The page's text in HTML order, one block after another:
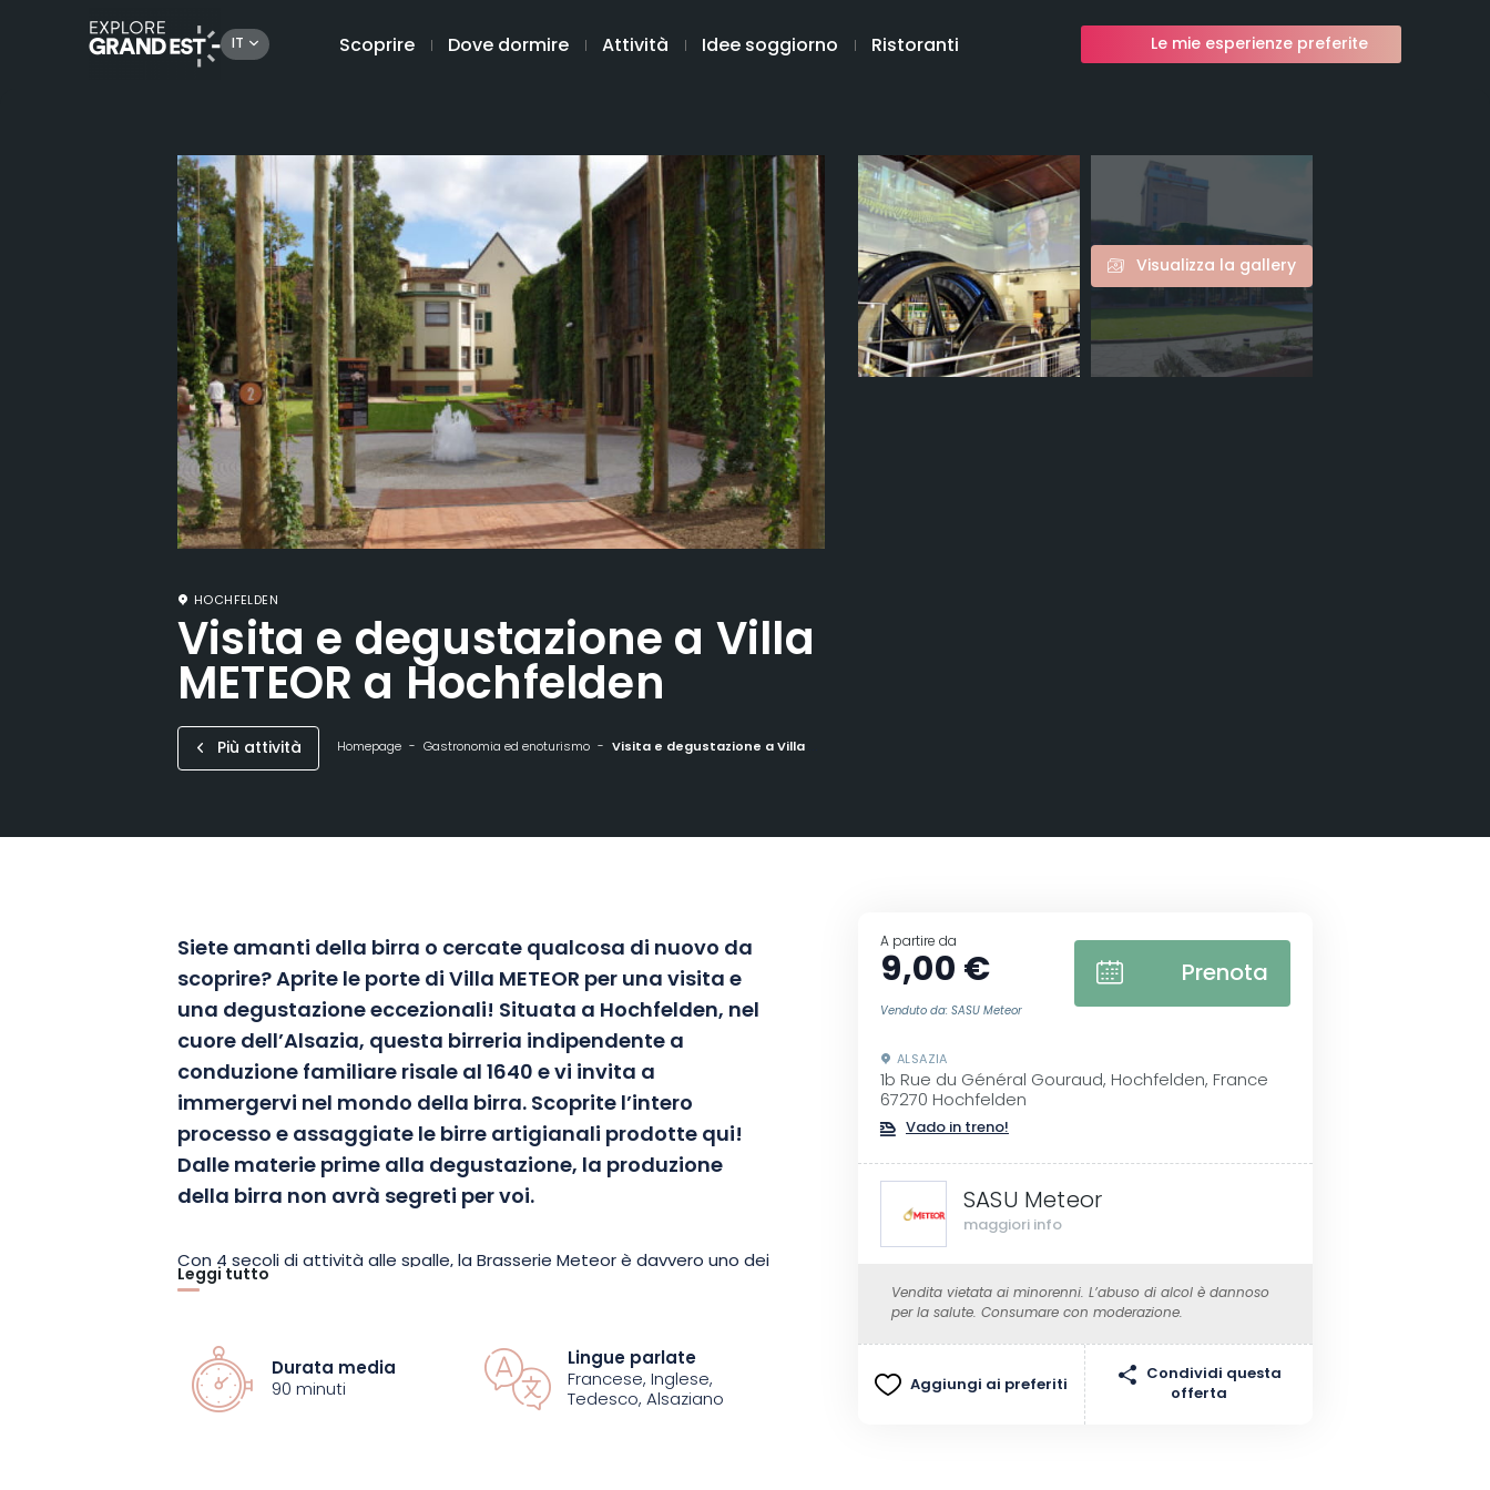
IT Scoprire Dove dormire Attività Idee soggiorno Ristoranti Le mie esperienze preferite
Visualizza la gallery
HOCHFELDEN
Visita e degustazione a Villa
METEOR a Hochfelden
Più attività Homepage Gastronomia ed enoturismo Visita e degustazione a Villa METEOR a Hochfelden
Siete amanti della birra o cercate qualcosa di nuovo da
scoprire? Aprite le porte di Villa METEOR per una visita e
una degustazione eccezionali! Situata a Hochfelden, nel
cuore dell’Alsazia, questa birreria indipendente a
conduzione familiare risale al 1640 e vi invita a
immergervi nel mondo della birra. Scoprite l’intero
processo e assaggiate le birre artigianali prodotte qui!
Dalle materie prime alla degustazione, la produzione
della birra non avrà segreti per voi.
Con 4 secoli di attività alle spalle, la Brasserie Meteor è davvero uno dei
gioielli del patrimonio birrario francese. Da 8 generazioni, la famiglia
innovando continuamente per produrre birre di alta qualità. Questo
lavoro appassionato e meticoloso ha permesso all’azienda di
affermarsi come punto di riferimento per le birre artigianali, fino ai
Leggi tutto
Durata media
90 minuti
Lingue parlate
Francese, Inglese,
Tedesco, Alsaziano
A partire da
9,00 €
Venduto da: SASU Meteor
Prenota
ALSAZIA
1b Rue du Général Gouraud, Hochfelden, France
67270 Hochfelden
Vado in treno!
SASU Meteor
maggiori info
Vendita vietata ai minorenni. L’abuso di alcol è dannoso
per la salute. Consumare con moderazione.
Aggiungi ai preferiti
Condividi questa
offerta